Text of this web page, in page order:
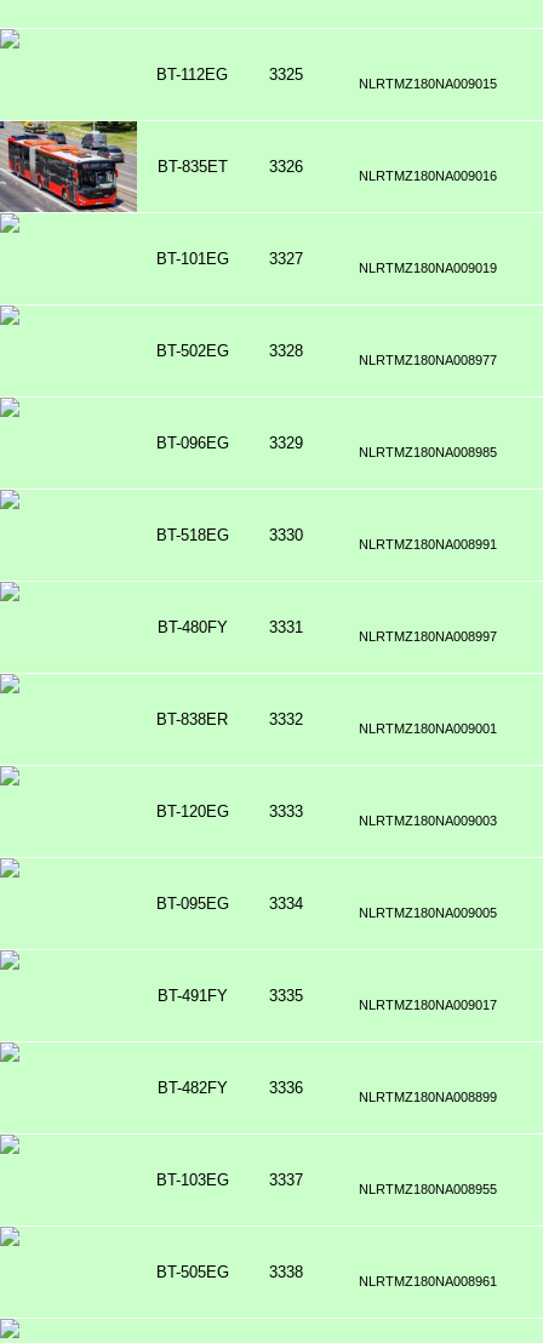
BT-112EG 3325 NLRTMZ180NA009015
BT-835ET 3326 NLRTMZ180NA009016
BT-101EG 3327 NLRTMZ180NA009019
BT-502EG 3328 NLRTMZ180NA008977
BT-096EG 3329 NLRTMZ180NA008985
BT-518EG 3330 NLRTMZ180NA008991
BT-480FY 3331 NLRTMZ180NA008997
BT-838ER 3332 NLRTMZ180NA009001
BT-120EG 3333 NLRTMZ180NA009003
BT-095EG 3334 NLRTMZ180NA009005
BT-491FY 3335 NLRTMZ180NA009017
BT-482FY 3336 NLRTMZ180NA008899
BT-103EG 3337 NLRTMZ180NA008955
BT-505EG 3338 NLRTMZ180NA008961